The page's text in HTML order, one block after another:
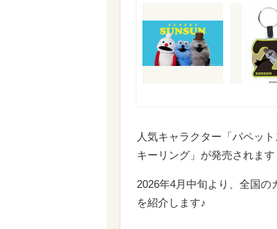
人気キャラクター「パペッ
キーリング」が発売されます
2026年4月中旬より、全国
を紹介します♪